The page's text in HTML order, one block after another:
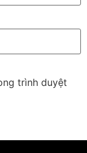
trình duyệt